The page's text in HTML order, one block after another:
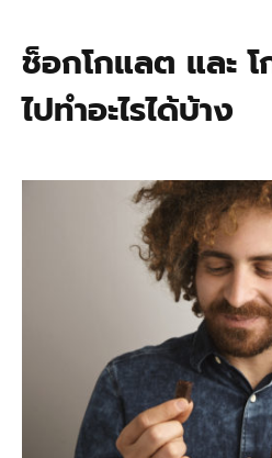
ช็อกโกแลต และ โ
ไปทำอะไรได้บ้าง